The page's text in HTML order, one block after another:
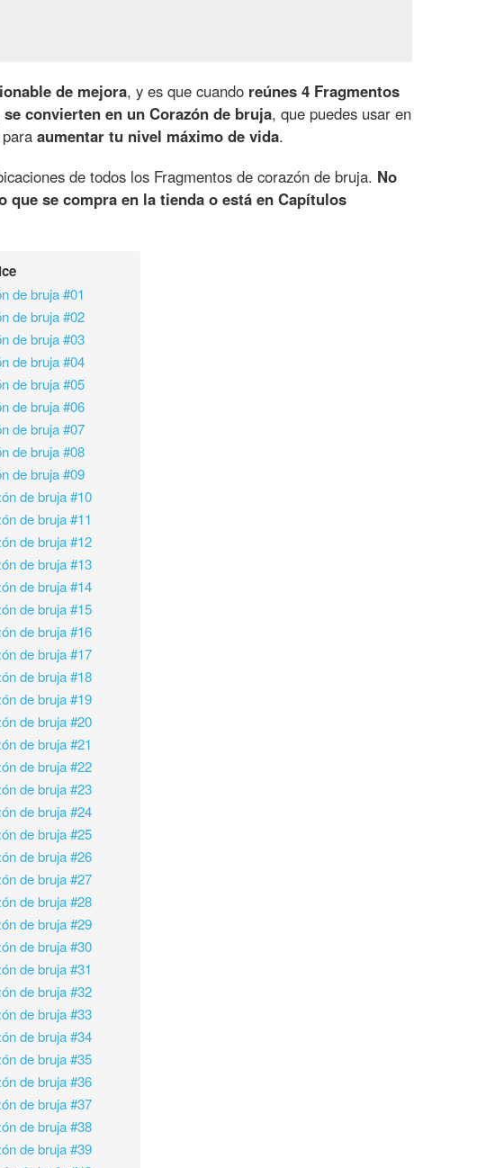
de mejora, y es que cuando reúnes 4 Fragmentos
convierten en un Corazón de bruja, que puedes usar en
para aumentar tu nivel máximo de vida.
de todos los Fragmentos de corazón de bruja. No
que se compra en la tienda o está en Capítulos
de bruja #01
de bruja #02
de bruja #03
de bruja #04
de bruja #05
de bruja #06
de bruja #07
de bruja #08
de bruja #09
de bruja #10
de bruja #11
de bruja #12
de bruja #13
de bruja #14
de bruja #15
de bruja #16
de bruja #17
de bruja #18
de bruja #19
de bruja #20
de bruja #21
de bruja #22
de bruja #23
de bruja #24
de bruja #25
de bruja #26
de bruja #27
de bruja #28
de bruja #29
de bruja #30
de bruja #31
de bruja #32
de bruja #33
de bruja #34
de bruja #35
de bruja #36
de bruja #37
de bruja #38
de bruja #39